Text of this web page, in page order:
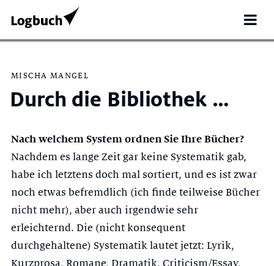
Search
for:
MISCHA MANGEL
Durch die Bibliothek …
Nach welchem System ordnen Sie Ihre Bücher?
Nachdem es lange Zeit gar keine Systematik gab,
habe ich letztens doch mal sortiert, und es ist zwar
noch etwas befremdlich (ich finde teilweise Bücher
nicht mehr), aber auch irgendwie sehr
erleichternd. Die (nicht konsequent
durchgehaltene) Systematik lautet jetzt: Lyrik,
Kurzprosa, Romane, Dramatik, Criticism/Essay,